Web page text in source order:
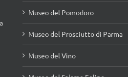
Museo del Pomodoro
Museo del Prosciutto di Parma
Museo del Vino